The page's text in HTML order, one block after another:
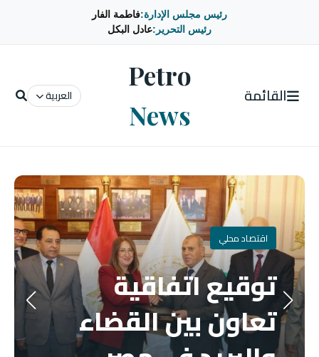
رئيس مجلس الإدارة:فاطمة الفار
رئيس التحرير:عادل البكل
القائمة
Petro
News
العربية
اقتصاد محلي
توقيع اتفاقية
تعاون بين القضاء